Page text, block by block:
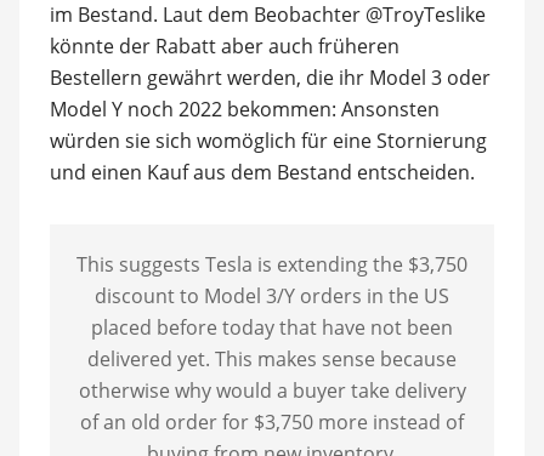
im Bestand. Laut dem Beobachter @TroyTeslike
könnte der Rabatt aber auch früheren
Bestellern gewährt werden, die ihr Model 3 oder
Model Y noch 2022 bekommen: Ansonsten
würden sie sich womöglich für eine Stornierung
und einen Kauf aus dem Bestand entscheiden.
This suggests Tesla is extending the $3,750
discount to Model 3/Y orders in the US
placed before today that have not been
delivered yet. This makes sense because
otherwise why would a buyer take delivery
of an old order for $3,750 more instead of